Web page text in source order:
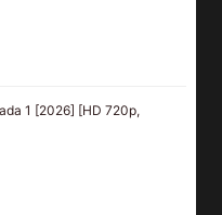
1 [2026] [HD 720p,